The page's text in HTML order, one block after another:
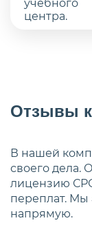
Отзывы
В нашей
своего дела.
лицензию
переплат. Мы
напрямую.